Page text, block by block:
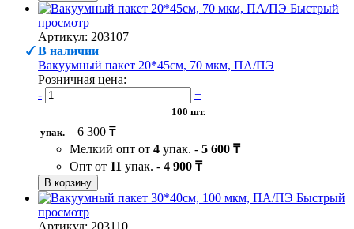
Быстрый
просмотр
Артикул: 203107
В наличии
Вакуумный пакет 20*45см, 70 мкм, ПА/ПЭ
Розничная цена:
-
+
100 шт.
упак.
6 300 ₸
Мелкий опт от 4 упак. - 5 600 ₸
Опт от 11 упак. - 4 900 ₸
В корзину
Быстрый
просмотр
Артикул: 203110